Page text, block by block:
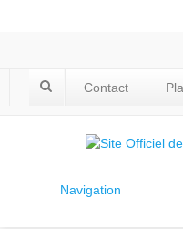
Contact
Navigation